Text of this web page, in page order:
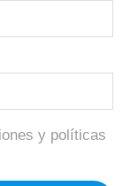
y políticas